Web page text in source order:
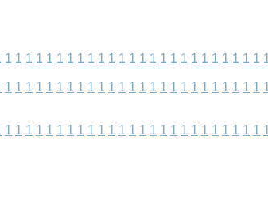
1 1 1 1 1 1 1 1 1 1 1 1 1 1 1 1 1 1 1 1 1 1 1 1 1
1 1 1 1 1 1 1 1 1 1 1 1 1 1 1 1 1 1 1 1 1 1 1 1 1
1 1 1 1 1 1 1 1 1 1 1 1 1 1 1 1 1 1 1 1 1 1 1 1 1